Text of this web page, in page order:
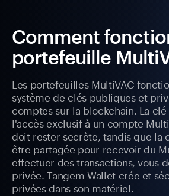
Comment
portefeuille
Les portefeuilles MultiVAC
système de clés publiques et
comptes sur la blockchain. La
l'accès exclusif à un compte
doit rester secrète, tandis que la
être partagée pour recevoir du
effectuer des transactions, vous
privée. Tangem Wallet crée et
privées dans son matériel.